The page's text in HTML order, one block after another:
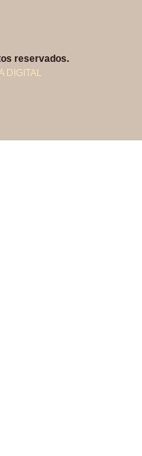
reservados.
DIGITAL